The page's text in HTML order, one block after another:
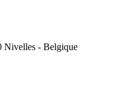
Nivelles - Belgique